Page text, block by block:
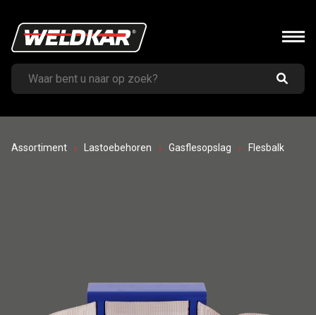
Assortiment Lastoebehoren Gasflesopslag Flesbalk